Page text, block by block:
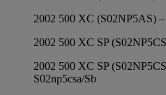
2002 500 XC (S02NP5AS)
2002 500 XC SP
2002 500 XC SP
S02np5csa/Sb